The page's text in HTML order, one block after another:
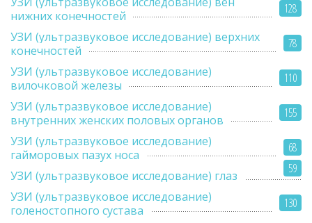
128
нижних конечностей
78
УЗИ (ультразвуковое исследование) верхних
конечностей
110
УЗИ (ультразвуковое исследование)
вилочковой железы
155
УЗИ (ультразвуковое исследование)
внутренних женских половых органов
68
УЗИ (ультразвуковое исследование)
гайморовых пазух носа
59
УЗИ (ультразвуковое исследование) глаз
130
УЗИ (ультразвуковое исследование)
голеностопного сустава